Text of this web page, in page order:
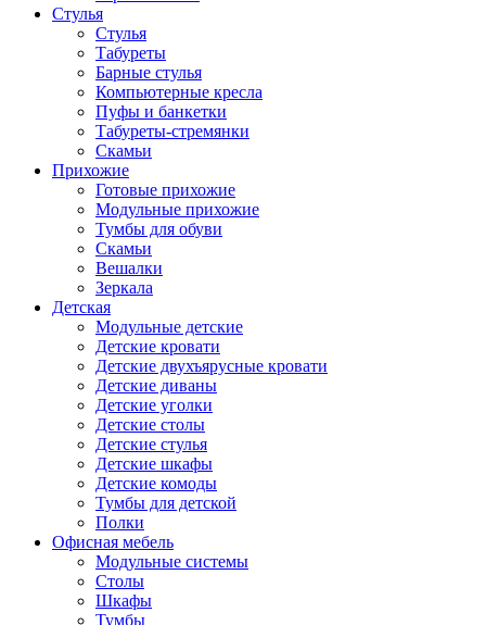
Стулья
Стулья
Табуреты
Барные стулья
Компьютерные кресла
Пуфы и банкетки
Табуреты-стремянки
Скамьи
Прихожие
Готовые прихожие
Модульные прихожие
Тумбы для обуви
Скамьи
Вешалки
Зеркала
Детская
Модульные детские
Детские кровати
Детские двухъярусные кровати
Детские диваны
Детские уголки
Детские столы
Детские стулья
Детские шкафы
Детские комоды
Тумбы для детской
Полки
Офисная мебель
Модульные системы
Столы
Шкафы
Тумбы